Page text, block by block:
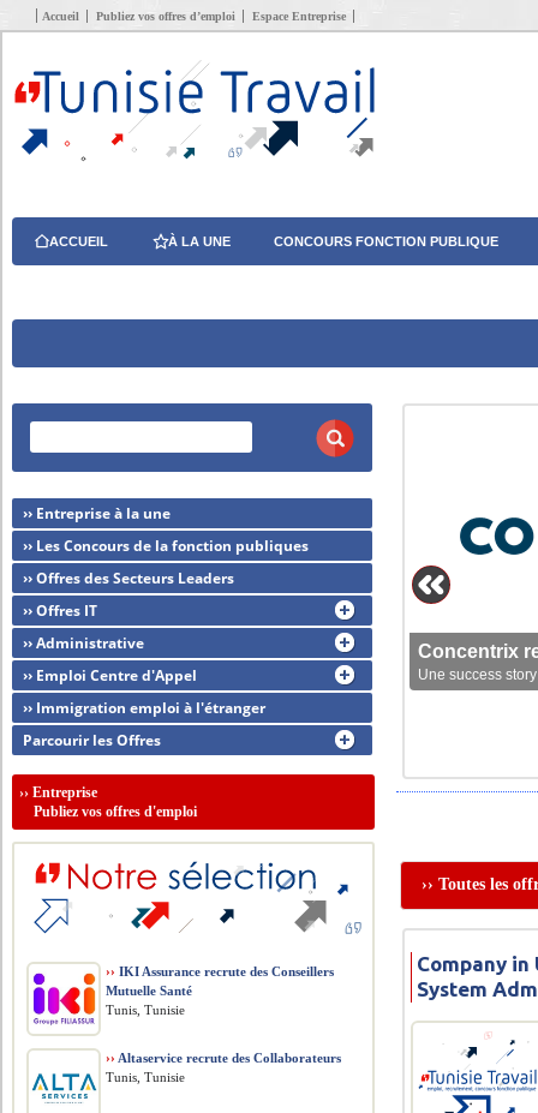
Accueil Publiez vos offres d’emploi Espace Entreprise
ACCUEIL À LA UNE CONCOURS FONCTION PUBLIQUE
Concentrix
Une success
›› Toutes les
Company in
System
›› Entreprise à la une
›› Les Concours de la fonction publiques
›› Offres des Secteurs Leaders
›› Offres IT
›› Administrative
›› Emploi Centre d'Appel
›› Immigration emploi à l'étranger
Parcourir les Offres
››Entreprise
Publiez vos offres d'emploi
›› IKI Assurance recrute des Conseillers
Mutuelle Santé
Tunis, Tunisie
›› Altaservice recrute des Collaborateurs
Tunis, Tunisie